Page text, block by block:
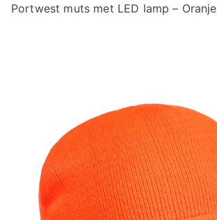
Portwest muts met LED lamp – Oranje